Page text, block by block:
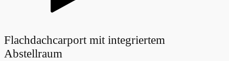
Flachdachcarport mit integriertem
Abstellraum